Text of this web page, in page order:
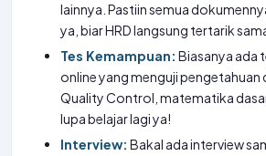
lainnya. Pastiin semua
ya, biar HRD langsung tertarik
Tes Kemampuan: Biasanya ada
online yang menguji pengetahuan
Quality Control, matematika
lupa belajar lagi ya!
Interview: Bakal ada interview